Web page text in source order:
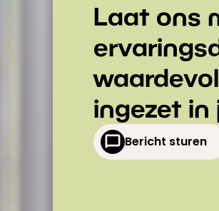
Laat ons
ingezet in
Bericht sturen